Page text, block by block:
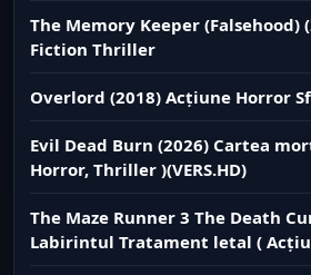
The Memory Keeper (Falsehood)
Fiction Thriller
Overlord (2018) Acțiune Horror Sf
Evil Dead Burn (2026) Cartea
Horror, Thriller )(VERS.HD)
The Maze Runner 3 The Death
Labirintul Tratament letal (